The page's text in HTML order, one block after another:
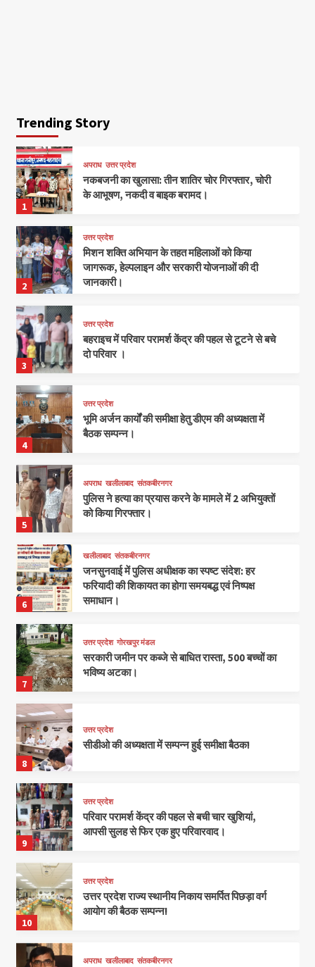
Trending Story
1
अपराध उत्तर प्रदेश
नकबजनी का खुलासा: तीन शातिर चोर गिरफ्तार, चोरी
के आभूषण, नकदी व बाइक बरामद।
2
उत्तर प्रदेश
मिशन शक्ति अभियान के तहत महिलाओं को किया
जागरूक, हेल्पलाइन और सरकारी योजनाओं की दी
जानकारी।
3
उत्तर प्रदेश
बहराइच में परिवार परामर्श केंद्र की पहल से टूटने से बचे
दो परिवार ।
4
उत्तर प्रदेश
भूमि अर्जन कार्यों की समीक्षा हेतु डीएम की अध्यक्षता में
बैठक सम्पन्न।
5
अपराध खलीलाबाद संतकबीरनगर
पुलिस ने हत्या का प्रयास करने के मामले में 2 अभियुक्तों
को किया गिरफ्तार।
6
खलीलाबाद संतकबीरनगर
जनसुनवाई में पुलिस अधीक्षक का स्पष्ट संदेश: हर
फरियादी की शिकायत का होगा समयबद्ध एवं निष्पक्ष
समाधान।
7
उत्तर प्रदेश गोरखपुर मंडल
सरकारी जमीन पर कब्जे से बाधित रास्ता, 500 बच्चों का
भविष्य अटका।
8
उत्तर प्रदेश
सीडीओ की अध्यक्षता में सम्पन्न हुई समीक्षा बैठक!
9
उत्तर प्रदेश
परिवार परामर्श केंद्र की पहल से बची चार खुशियां,
आपसी सुलह से फिर एक हुए परिवारवाद।
10
उत्तर प्रदेश
उत्तर प्रदेश राज्य स्थानीय निकाय समर्पित पिछड़ा वर्ग
आयोग की बैठक सम्पन्न!
अपराध खलीलाबाद संतकबीरनगर